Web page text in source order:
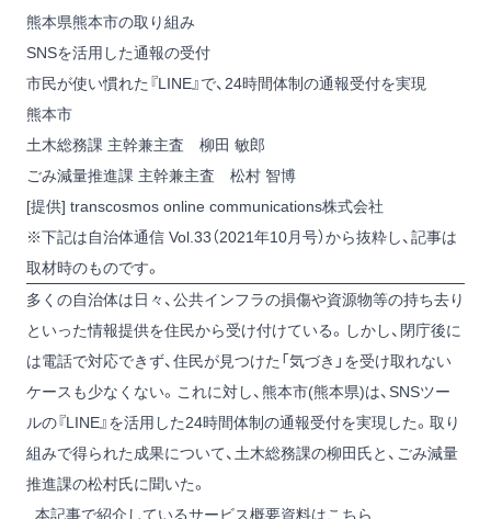
熊本県熊本市の取り組み
SNSを活用した通報の受付
市民が使い慣れた『LINE』で、24時間体制の通報受付を実現
熊本市
土木総務課 主幹兼主査 柳田 敏郎
ごみ減量推進課 主幹兼主査 松村 智博
[提供] transcosmos online communications株式会社
※下記は自治体通信 Vol.33（2021年10月号）から抜粋し、記事は
取材時のものです。
多くの自治体は日々、公共インフラの損傷や資源物等の持ち去り
といった情報提供を住民から受け付けている。しかし、閉庁後に
は電話で対応できず、住民が見つけた「気づき」を受け取れない
ケースも少なくない。これに対し、熊本市(熊本県)は、SNSツー
ルの『LINE』を活用した24時間体制の通報受付を実現した。取り
組みで得られた成果について、土木総務課の柳田氏と、ごみ減量
推進課の松村氏に聞いた。
本記事で紹介しているサービス概要資料はこちら